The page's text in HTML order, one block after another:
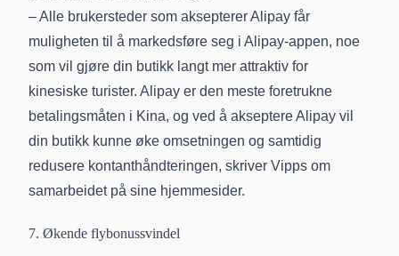
– Alle brukersteder som aksepterer Alipay får
muligheten til å markedsføre seg i Alipay-appen, noe
som vil gjøre din butikk langt mer attraktiv for
kinesiske turister. Alipay er den meste foretrukne
betalingsmåten i Kina, og ved å akseptere Alipay vil
din butikk kunne øke omsetningen og samtidig
redusere kontanthåndteringen, skriver Vipps om
samarbeidet på sine hjemmesider.
7. Økende flybonussvindel